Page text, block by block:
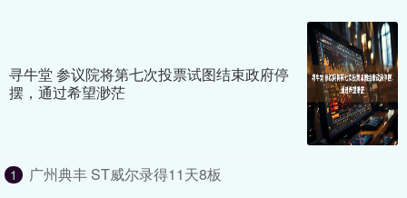
寻牛堂 参议院将第七次投票试图结束政府停
摆，通过希望渺茫
1 广州典丰 ST威尔录得11天8板